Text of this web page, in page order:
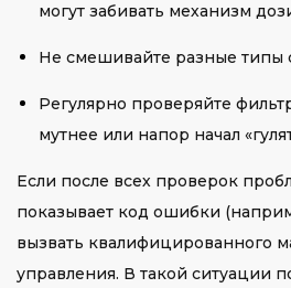
могут забивать механизм
Не смешивайте разные типы
Регулярно проверяйте
мутнее или напор начал
Если после всех проверок
показывает код ошибки
вызвать квалифицированного
управления. В такой ситуации